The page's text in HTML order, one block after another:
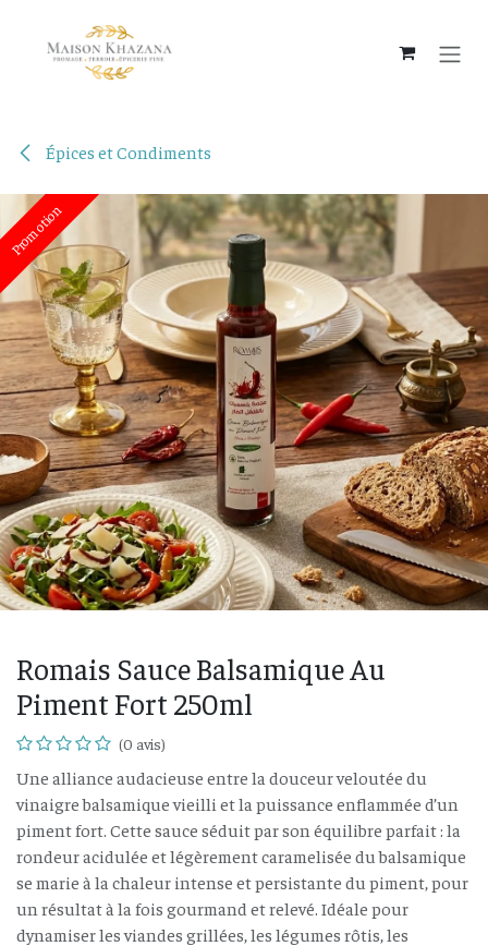
Épices et Condiments
Promotion
Romais Sauce Balsamique Au
Piment Fort 250ml
(0 avis)
Une alliance audacieuse entre la douceur veloutée du
vinaigre balsamique vieilli et la puissance enflammée d’un
piment fort. Cette sauce séduit par son équilibre parfait : la
rondeur acidulée et légèrement caramelisée du balsamique
se marie à la chaleur intense et persistante du piment, pour
un résultat à la fois gourmand et relevé. Idéale pour
dynamiser les viandes grillées, les légumes rôtis, les